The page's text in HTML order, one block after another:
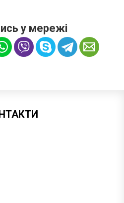
у мережі